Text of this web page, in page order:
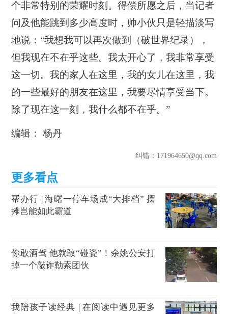
个非常特别的荣耀时刻。得偿所愿之后，当记者
问及他能跳到多少高度时，帅小伙只是轻描淡写
地说：“我想我可以再次做到（破世界纪录），
但我现在不在乎这些。我太开心了，我非常享受
这一切。我的家人在这里，我的女儿在这里，我
的一些最好的朋友在这里，我要尽情享受当下。
除了现在这一刻，我什么都不在乎。”
编辑： 杨丹
纠错：171964650@qq.com
帮办行 | 海曙一停车场成“大排档” 摆
摊岂能如此霸道
你敢酒驾 他就敢“碰瓷”！余姚公安打
掉一个敲诈勒索团伙
我陪孩子读经典 | 在阅读中遇见更多